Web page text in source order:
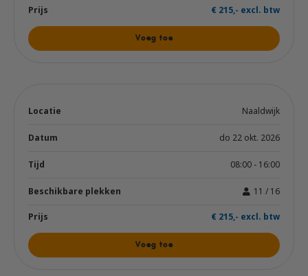
€ 215,- excl. btw
Voeg toe
Naaldwijk
do 22 okt. 2026
08:00 - 16:00
11 / 16
€ 215,- excl. btw
Voeg toe